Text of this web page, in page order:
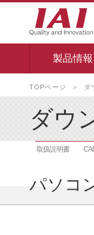
製品情報
TOPページ ダ
ダウ
取扱説明書
パソコ